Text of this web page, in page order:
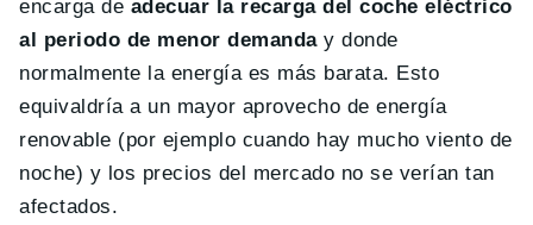
encarga de adecuar la recarga del coche eléctrico
al periodo de menor demanday donde
normalmente la energía es más barata. Esto
equivaldría a un mayor aprovecho de energía
renovable (por ejemplo cuando hay mucho viento de
noche) y los precios del mercado no se verían tan
afectados.